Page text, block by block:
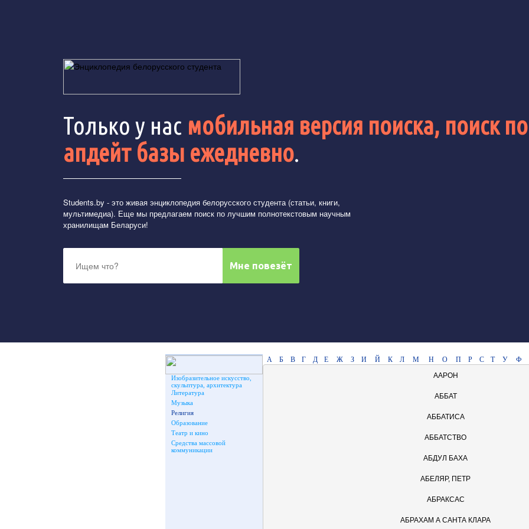
Только у нас мобильная версия поиска, поиск
апдейт базы ежедневно.
Students.by - это живая энциклопедия белорусского студента (статьи, книги,
мультимедиа). Еще мы предлагаем поиск по лучшим полнотекстовым научным
хранилищам Беларуси!
Изобразительное искусство,
скульптура, архитектура
Литература
Музыка
Религия
Образование
Театр и кино
Средства массовой
коммуникации
А Б В Г Д Е Ж З И Й К Л М Н О П Р С Т У Ф
ААРОН
АББАТ
АББАТИСА
АББАТСТВО
АБДУЛ БАХА
АБЕЛЯР, ПЕТР
АБРАКСАС
АБРАХАМ А САНТА КЛАРА